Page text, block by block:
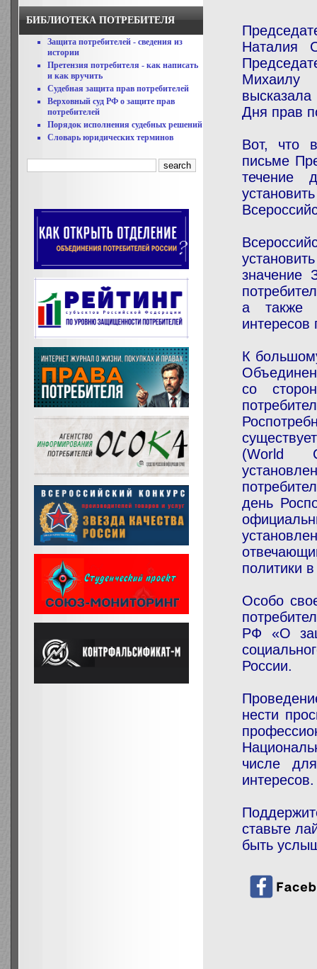
БИБЛИОТЕКА ПОТРЕБИТЕЛЯ
Защита потребителей - сведения из
истории
Претензия потребителя - как написать
и как вручить
Судебная защита прав потребителей
Верховный суд РФ о защите прав
потребителей
Порядок исполнения судебных решений
Словарь юридических терминов
Наталия
Михаилу
Дня прав
Вот, что
письме
течение
значение
а также
интересов
К
со
(World
день
политики
Особо
РФ «О
России.
нести
числе
интересов.
ставьте
быть